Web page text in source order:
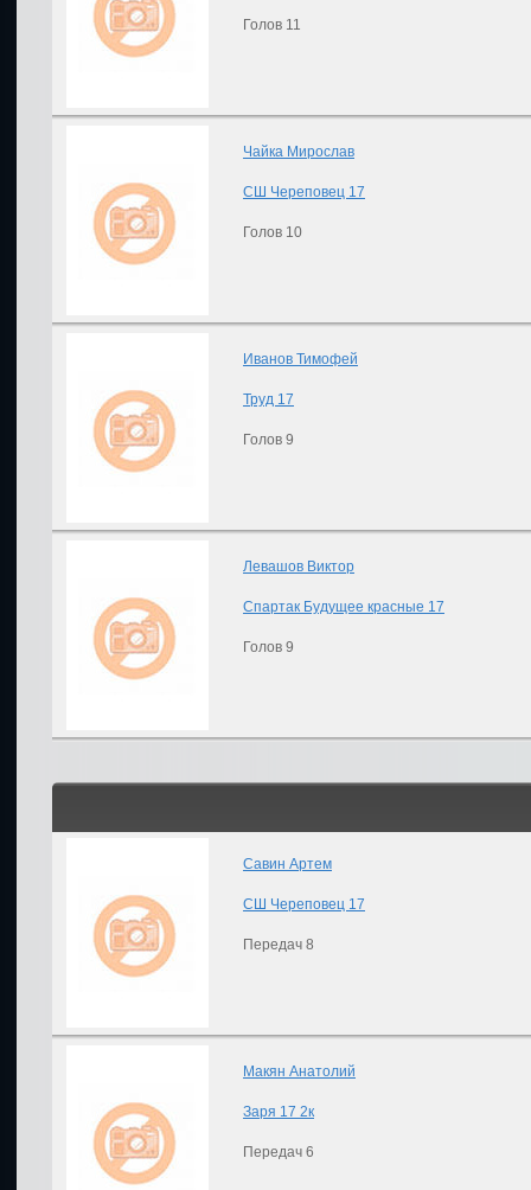
Голов 11
Чайка Мирослав
СШ Череповец 17
Голов 10
Иванов Тимофей
Труд 17
Голов 9
Левашов Виктор
Спартак Будущее красные 17
Голов 9
Савин Артем
СШ Череповец 17
Передач 8
Макян Анатолий
Заря 17 2к
Передач 6